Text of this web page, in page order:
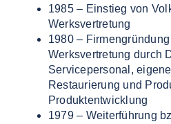
1985 – Einstieg von
Werksvertretung
1980 –
Werksvertretung durch
Servicepersonal,
Restaurierung und
Produktentwicklung
1979 – Weiterführung